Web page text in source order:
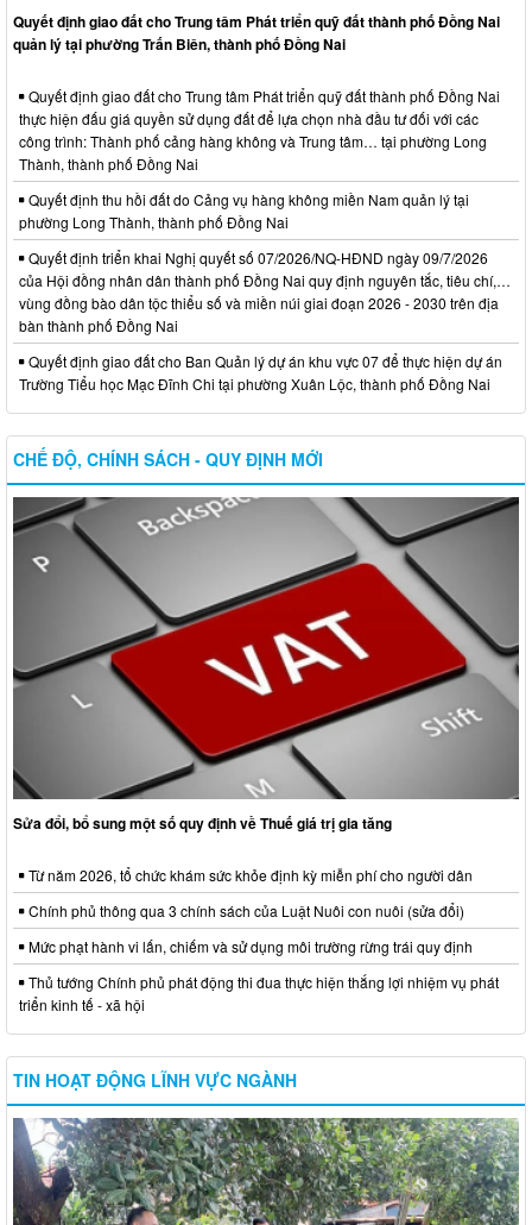
Quyết định giao đất cho Trung tâm Phát triển quỹ đất thành phố Đồng Nai
quản lý tại phường Trấn Biên, thành phố Đồng Nai
Quyết định giao đất cho Trung tâm Phát triển quỹ đất thành phố Đồng Nai
thực hiện đấu giá quyền sử dụng đất để lựa chọn nhà đầu tư đối với các
công trình: Thành phố cảng hàng không và Trung tâm… tại phường Long
Thành, thành phố Đồng Nai
Quyết định thu hồi đất do Cảng vụ hàng không miền Nam quản lý tại
phường Long Thành, thành phố Đồng Nai
Quyết định triển khai Nghị quyết số 07/2026/NQ-HĐND ngày 09/7/2026
của Hội đồng nhân dân thành phố Đồng Nai quy định nguyên tắc, tiêu chí,…
vùng đồng bào dân tộc thiểu số và miền núi giai đoạn 2026 - 2030 trên địa
bàn thành phố Đồng Nai
Quyết định giao đất cho Ban Quản lý dự án khu vực 07 để thực hiện dự án
Trường Tiểu học Mạc Đĩnh Chi tại phường Xuân Lộc, thành phố Đồng Nai
CHẾ ĐỘ, CHÍNH SÁCH - QUY ĐỊNH MỚI
Sửa đổi, bổ sung một số quy định về Thuế giá trị gia tăng
Từ năm 2026, tổ chức khám sức khỏe định kỳ miễn phí cho người dân
Chính phủ thông qua 3 chính sách của Luật Nuôi con nuôi (sửa đổi)
Mức phạt hành vi lấn, chiếm và sử dụng môi trường rừng trái quy định
Thủ tướng Chính phủ phát động thi đua thực hiện thắng lợi nhiệm vụ phát
triển kinh tế - xã hội
TIN HOẠT ĐỘNG LĨNH VỰC NGÀNH